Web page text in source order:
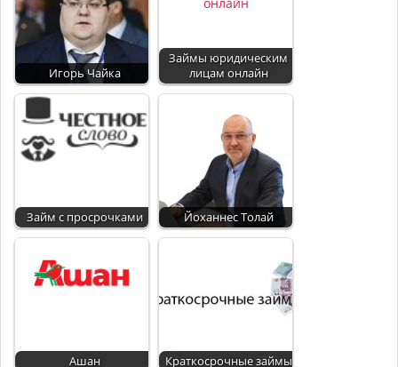
Игорь Чайка
Займы юридическим
лицам онлайн
Займ с просрочками Йоханнес Толай
Ашан Краткосрочные займы